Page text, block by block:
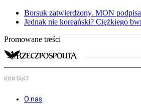
Borsuk zatwierdzony. MON
Jednak nie koreański? Ciężkiego
Promowane treści
KONTAKT
O nas